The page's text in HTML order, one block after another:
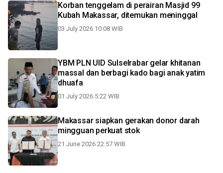
Korban tenggelam di perairan Masjid 99
Kubah Makassar, ditemukan meninggal
03 July 2026 10:08 WIB
YBM PLN UID Sulselrabar gelar khitanan
massal dan berbagi kado bagi anak yatim
dhuafa
01 July 2026 5:22 WIB
Makassar siapkan gerakan donor darah
mingguan perkuat stok
21 June 2026 22:57 WIB